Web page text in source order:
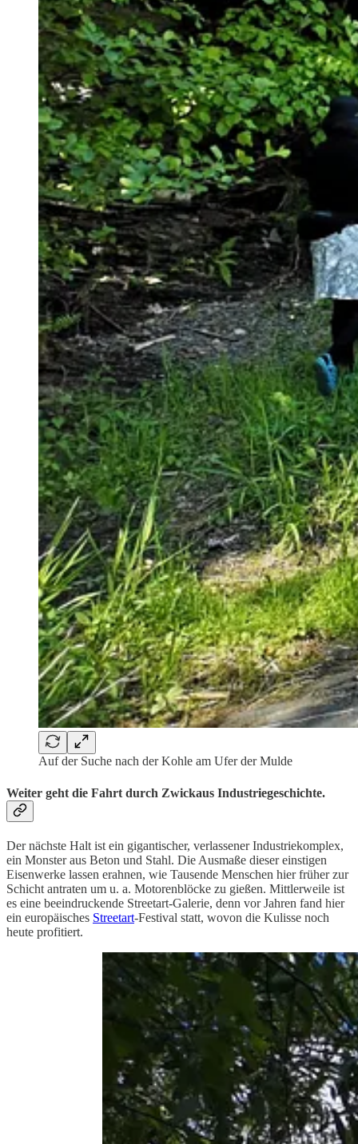
Auf der Suche nach der Kohle am Ufer der Mulde
Weiter geht die Fahrt durch Zwickaus Industriegeschichte.
Der nächste Halt ist ein gigantischer, verlassener Industriekomplex,
ein Monster aus Beton und Stahl. Die Ausmaße dieser einstigen
Eisenwerke lassen erahnen, wie Tausende Menschen hier früher zur
Schicht antraten um u. a. Motorenblöcke zu gießen. Mittlerweile ist
es eine beeindruckende Streetart-Galerie, denn vor Jahren fand hier
ein europäisches Streetart-Festival statt, wovon die Kulisse noch
heute profitiert.